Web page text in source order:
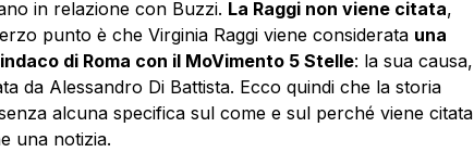
in relazione con Buzzi. La Raggi non viene citata,
punto è che Virginia Raggi viene considerata una
di Roma con il MoVimento 5 Stelle: la sua causa,
da Alessandro Di Battista. Ecco quindi che la storia
alcuna specifica sul come e sul perché viene citata
una notizia.